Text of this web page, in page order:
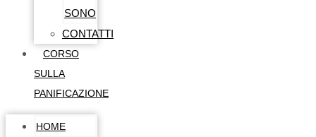
SONO
CONTATTI
CORSO
SULLA
PANIFICAZIONE
HOME